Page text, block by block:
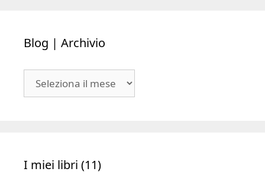
Blog | Archivio
I miei libri (11)